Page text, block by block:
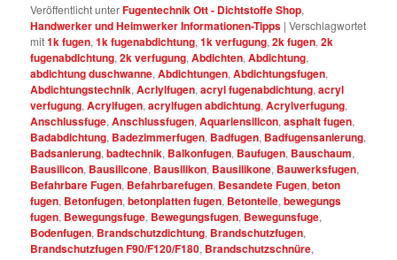
Veröffentlicht unterFugentechnik Ott - Dichtstoffe Shop,
Handwerker und Heimwerker Informationen-Tipps |Verschlagwortet
mit1k fugen,1k fugenabdichtung,1k verfugung,2k fugen,2k
fugenabdichtung,2k verfugung,Abdichten,Abdichtung,
abdichtung duschwanne,Abdichtungen,Abdichtungsfugen,
Abdichtungstechnik,Acrlylfugen,acryl fugenabdichtung,acryl
verfugung,Acrylfugen,acrylfugen abdichtung,Acrylverfugung,
Anschlussfuge,Anschlussfugen,Aquariensilicon,asphalt fugen,
Badabdichtung, Badezimmerfugen, Badfugen, Badfugensanierung,
Badsanierung,badtechnik, Balkonfugen, Baufugen, Bauschaum,
Bausilicon, Bausilicone, Bausilikon, Bausilikone, Bauwerksfugen,
Befahrbare Fugen, Befahrbarefugen, Besandete Fugen,beton
fugen, Betonfugen,betonplatten fugen, Betonteile,bewegungs
fugen, Bewegungsfuge, Bewegungsfugen, Bewegunsfuge,
Bodenfugen, Brandschutzdichtung, Brandschutzfugen,
Brandschutzfugen F90/F120/F180, Brandschutzschnüre,